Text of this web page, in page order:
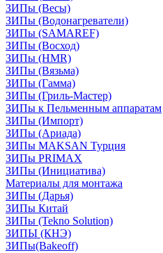
ЗИПы (Весы)
ЗИПы (Водонагреватели)
ЗИПы (SAMAREF)
ЗИПы (Восход)
ЗИПы (HMR)
ЗИПы (Вязьма)
ЗИПы (Гамма)
ЗИПы (Гриль-Мастер)
ЗИПы к Пельменным аппаратам
ЗИПы (Импорт)
ЗИПы (Ариада)
ЗИПы MAKSAN Турция
ЗИПы PRIMAX
ЗИПы (Инициатива)
Материалы для монтажа
ЗИПы (Дарья)
ЗИПы Китай
ЗИПы (Tekno Solution)
ЗИПЫ (КНЭ)
ЗИПы(Bakeoff)